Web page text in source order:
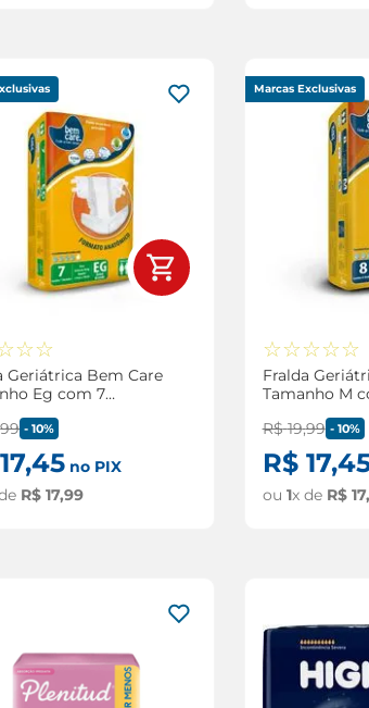
☆☆
Geriátrica Bem Care
Eg com 7
99 -10%
17,45 no PIX
R$ 17,99
Marcas Exclusivas
☆☆☆☆☆
Fralda
Tamanho M
R$ 19,99 - 10%
R$ 17,
ou 1x de R$ 17,